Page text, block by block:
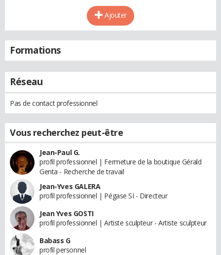
Ajouter
Formations
Réseau
Pas de contact professionnel
Vous recherchez peut-être
Jean-Paul G.
profil professionnel | Fermeture de la boutique Gérald
Genta - Recherche de travail
Jean-Yves GALERA
profil professionnel | Pégase SI - Directeur
Jean Yves GOSTI
profil professionnel | Artiste sculpteur - Artiste sculpteur
Babass G
profil personnel